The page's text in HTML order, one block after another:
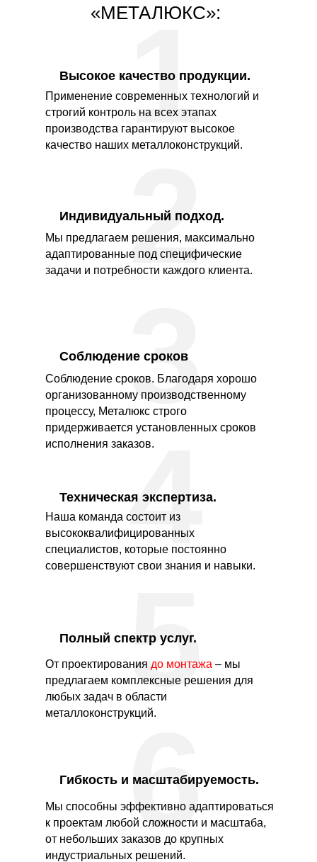
6
5
4
3
2
1
Применение современных технологий и
строгий контроль на всех этапах
производства гарантируют высокое
качество наших металлоконструкций.
Мы предлагаем решения, максимально
адаптированные под специфические
задачи и потребности каждого клиента.
Соблюдение сроков. Благодаря хорошо
организованному производственному
процессу, Металюкс строго
придерживается установленных сроков
исполнения заказов.
Высокое качество продукции.
Индивидуальный подход.
Соблюдение сроков
Наша команда состоит из
высококвалифицированных
специалистов, которые постоянно
совершенствуют свои знания и навыки.
От проектирования до монтажа – мы
предлагаем комплексные решения для
любых задач в области
металлоконструкций.
Мы способны эффективно адаптироваться
к проектам любой сложности и масштаба,
от небольших заказов до крупных
индустриальных решений.
Техническая экспертиза.
Полный спектр услуг.
Гибкость и масштабируемость.
«МЕТАЛЮКС»: